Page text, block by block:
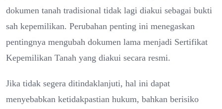
dokumen tanah tradisional tidak lagi diakui sebagai bukti
sah kepemilikan. Perubahan penting ini menegaskan
pentingnya mengubah dokumen lama menjadi Sertifikat
Kepemilikan Tanah yang diakui secara resmi.
Jika tidak segera ditindaklanjuti, hal ini dapat
menyebabkan ketidakpastian hukum, bahkan berisiko